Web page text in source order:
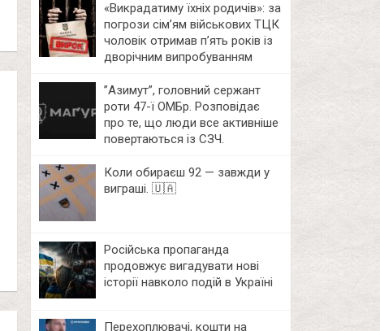
«Викрадатиму їхніх родичів»: за
погрози сім’ям військових ТЦК
чоловік отримав п’ять років із
дворічним випробуванням
⁨”Азимут”, головний сержант
роти 47-ї ОМБр. Розповідає
про те, що люди все активніше
повертаються із СЗЧ.
Коли обираєш 92 — завжди у
виграші. 🇺🇦
Російська пропаганда
продовжує вигадувати нові
історії навколо подій в Україні
Перехоплювачі, кошти на